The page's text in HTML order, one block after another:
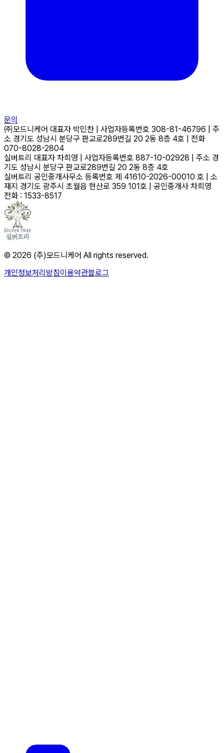
문의
㈜모드니케어 대표자 박민찬 사업자등록번호 308-81-46796
주
소 경기도 성남시 분당구 판교로289번길 20 2동 8층 4호
전화
070-8028-2804
실버트리 대표자 차희영 사업자등록번호 887-10-02928 주소 경
기도 성남시 분당구 판교로289번길 20 2동 8층 4호
실버트리 공인중개사무소 등록번호 제 41610-2026-00010 호
소
재지 경기도 광주시 초월읍 현산로 359 101호 공인중개사 차희영
전화 : 1533-8517
© 2026 (주)모드니케어 All rights reserved.
개인정보처리방침이용약관블로그